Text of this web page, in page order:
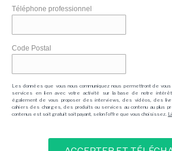
Téléphone professionnel
Code Postal
Les données que vous nous communiquez nous permettront de
services en lien avec votre activité sur la base de notre
également de vous proposer des interviews, des vidéos, des
cahiers des charges, des produits ou services au contenu au plus
contenus est soit gratuit soit payant, selon l'offre que vous choisissez.